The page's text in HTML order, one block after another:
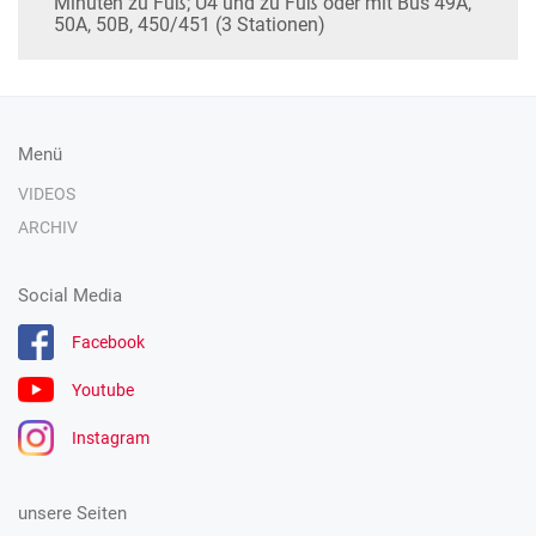
50A, 50B, 450/451 (3 Stationen)
Menü
VIDEOS
ARCHIV
Social Media
Facebook
Youtube
Instagram
unsere Seiten